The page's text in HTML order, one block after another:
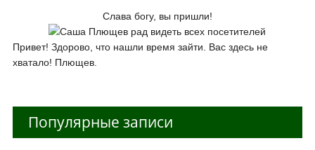
Слава богу, вы пришли!
Привет! Здорово, что нашли время зайти. Вас здесь не
хватало! Плющев.
Популярные записи